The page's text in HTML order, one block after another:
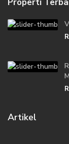
Artikel